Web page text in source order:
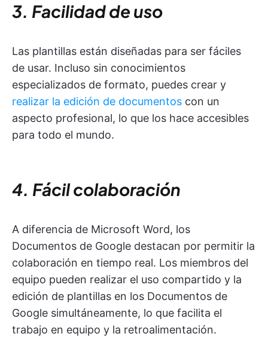
3. Facilidad de uso
Las plantillas están diseñadas para ser fáciles
de usar. Incluso sin conocimientos
especializados de formato, puedes crear y
realizar la edición de documentos con un
aspecto profesional, lo que los hace accesibles
para todo el mundo.
4. Fácil colaboración
A diferencia de Microsoft Word, los
Documentos de Google destacan por permitir la
colaboración en tiempo real. Los miembros del
equipo pueden realizar el uso compartido y la
edición de plantillas en los Documentos de
Google simultáneamente, lo que facilita el
trabajo en equipo y la retroalimentación.